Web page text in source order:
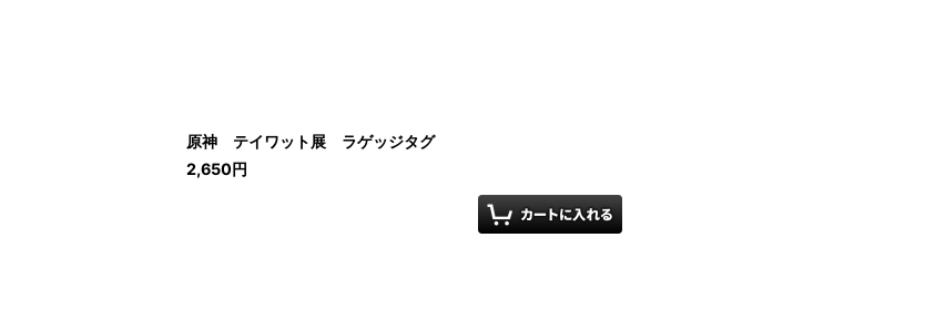
原神 テイワット展 ラゲッジタグ
2,650円